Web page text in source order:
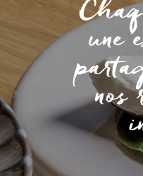
une
nos